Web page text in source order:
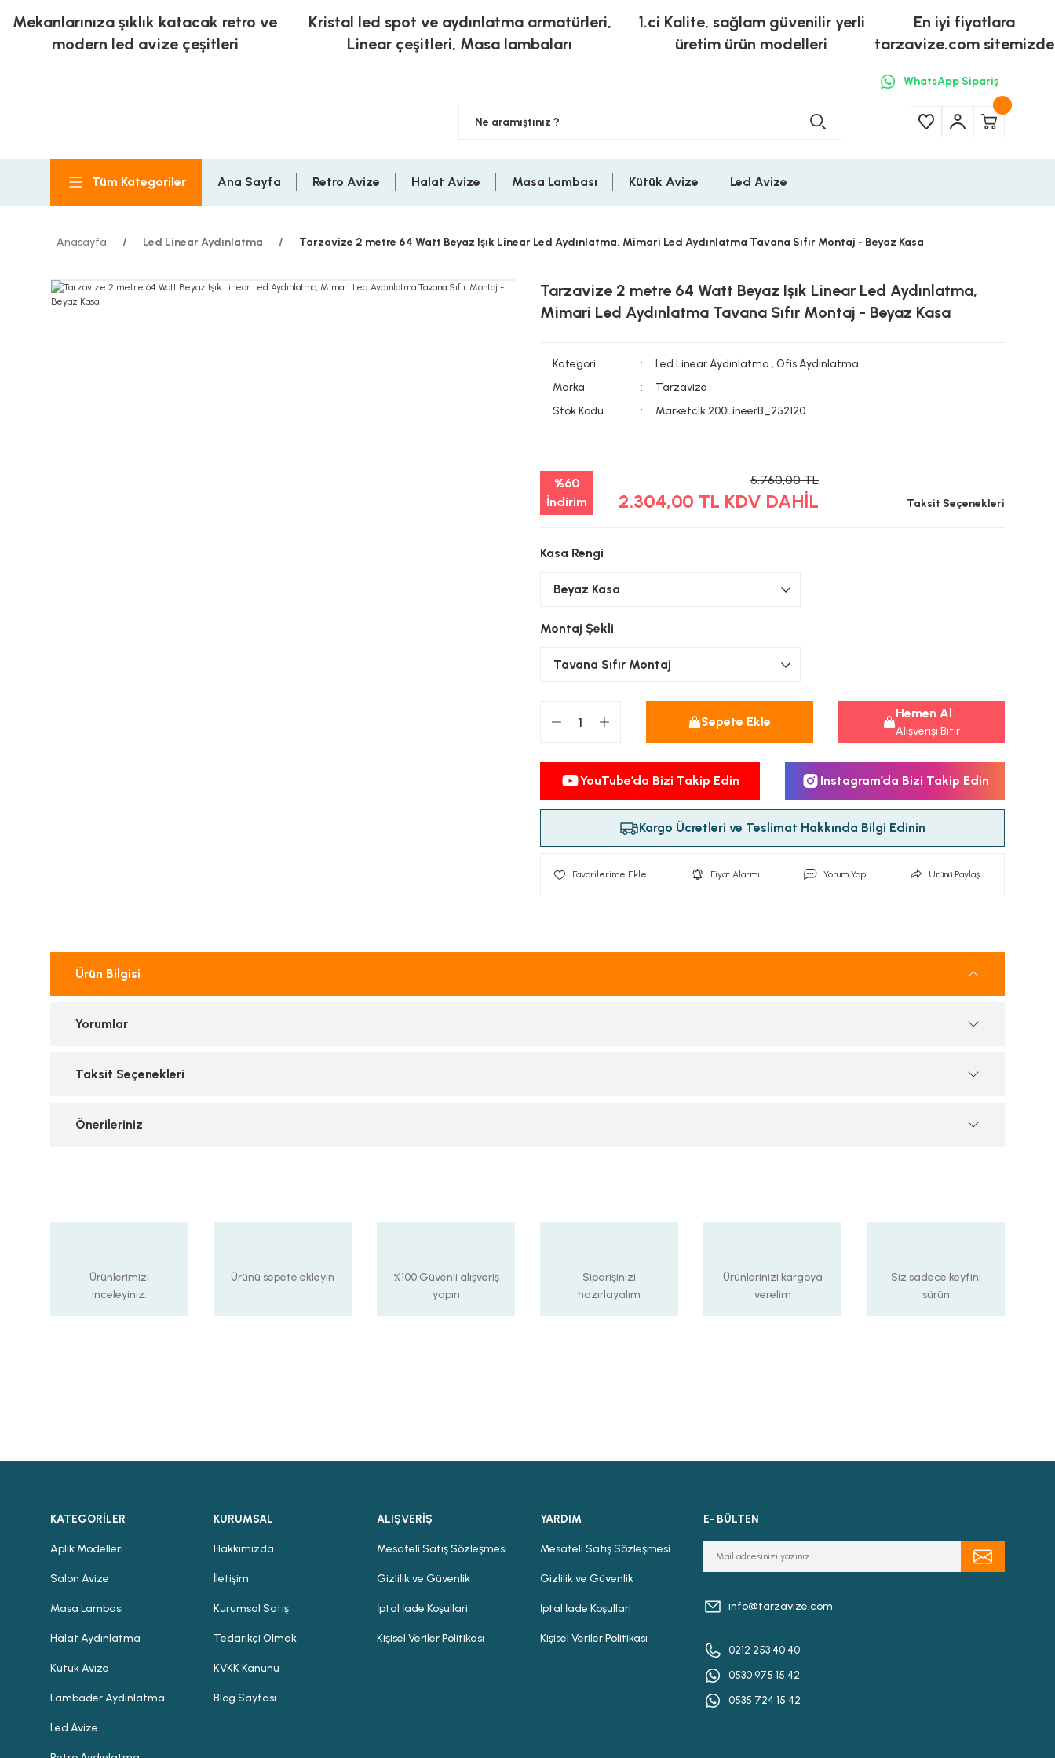
Mekanlarınıza şıklık katacak retro ve
modern led avize çeşitleri
Kristal led spot ve aydınlatma armatürleri,
Linear çeşitleri, Masa lambaları
1.ci Kalite, sağlam güvenilir yerli
üretim ürün modelleri
En iyi fiyatlara
tarzavize.com sitemizde
WhatsApp Sipariş
Tüm Kategoriler Ana Sayfa Retro Avize Halat Avize Masa Lambası Kütük Avize Led Avize
Anasayfa Led Linear Aydınlatma Tarzavize 2 metre 64 Watt Beyaz Işık Linear Led Aydınlatma, Mimari Led Aydınlatma Tavana Sıfır Montaj - Beyaz Kasa
Tarzavize 2 metre 64 Watt Beyaz Işık Linear Led Aydınlatma,
Mimari Led Aydınlatma Tavana Sıfır Montaj - Beyaz Kasa
Kategori Led Linear Aydınlatma , Ofis Aydınlatma
Marka
Tarzavize
Stok Kodu
Marketcik 200LineerB_252120
%60
İndirim
5.760,00 TL
2.304,00 TL KDV DAHİL Taksit Seçenekleri
Kasa Rengi
Montaj Şekli
Sepete Ekle
Hemen Al
Alışverişi Bitir
YouTube’da Bizi Takip Edin Instagram’da Bizi Takip Edin
Kargo Ücretleri ve Teslimat Hakkında Bilgi Edinin
Fiyat Alarmı Yorum Yap Ürünü Paylaş
Ürün Bilgisi
Yorumlar
Taksit Seçenekleri
Önerileriniz
Ürünlerimizi
inceleyiniz.
Ürünü sepete ekleyin
%100 Güvenli alışveriş
yapın
Siparişinizi
hazırlayalım
Ürünlerinizi kargoya
verelim
Siz sadece keyfini
sürün
KATEGORİLER
Aplik Modelleri
Salon Avize
Masa Lambası
Halat Aydınlatma
Kütük Avize
Lambader Aydınlatma
Led Avize
KURUMSAL
Hakkımızda
İletişim
Kurumsal Satış
Tedarikçi Olmak
KVKK Kanunu
Blog Sayfası
ALIŞVERİŞ
Mesafeli Satış Sözleşmesi
Gizlilik ve Güvenlik
İptal İade Koşullari
Kişisel Veriler Politikası
YARDIM
Mesafeli Satış Sözleşmesi
Gizlilik ve Güvenlik
İptal İade Koşullari
Kişisel Veriler Politikası
E- BÜLTEN
info@tarzavize.com
0212 253 40 40
0530 975 15 42
0535 724 15 42